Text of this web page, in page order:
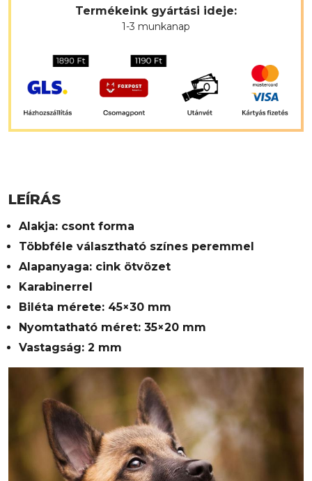
Termékeink gyártási ideje:
1-3 munkanap
LEÍRÁS
Alakja: csont forma
Többféle választható színes peremmel
Alapanyaga: cink ötvözet
Karabinerrel
Biléta mérete: 45×30 mm
Nyomtatható méret: 35×20 mm
Vastagság: 2 mm